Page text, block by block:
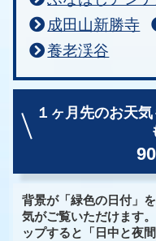
成田山新勝寺
養老渓谷
１ヶ月先のお天気
背景が「緑色の日付」
気がご覧いただけます
ップすると「日中と夜